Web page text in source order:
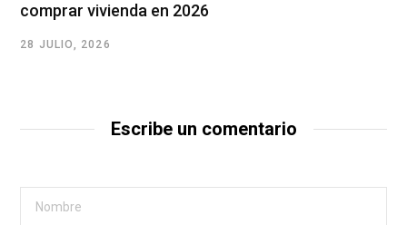
comprar vivienda en 2026
28 JULIO, 2026
Escribe un comentario